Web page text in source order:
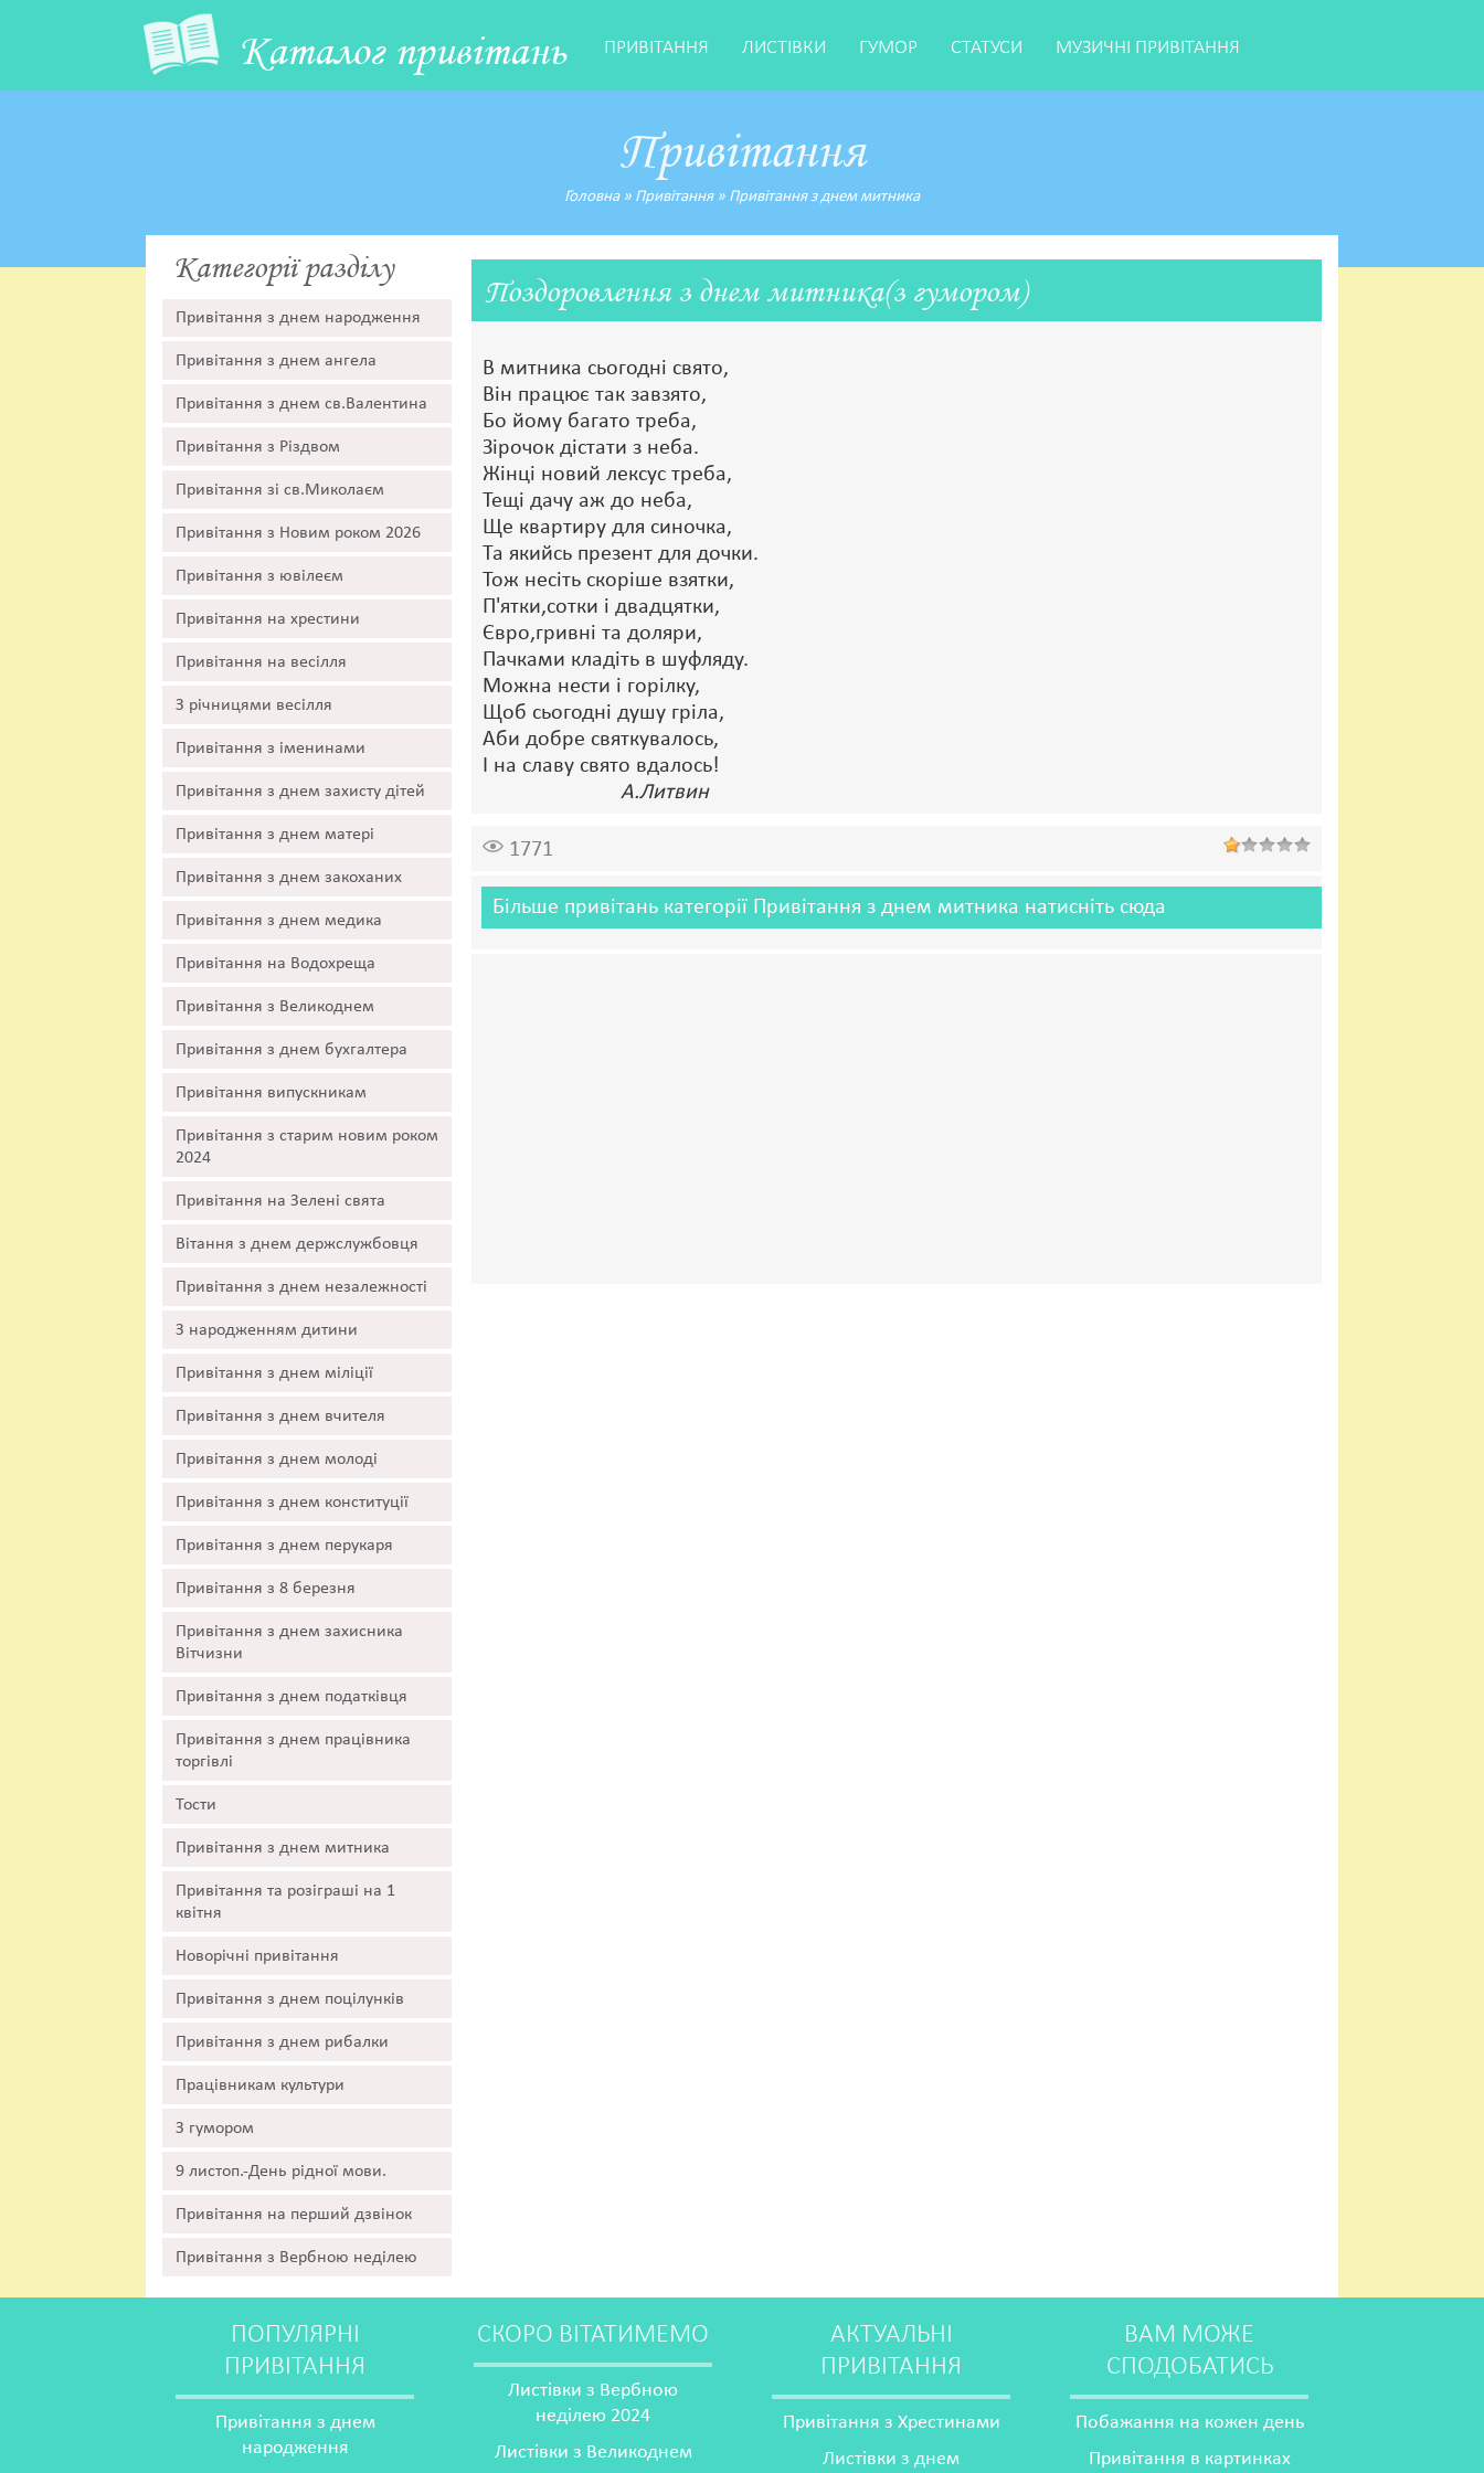
Каталог привітань ПРИВІТАННЯ ЛИСТІВКИ ГУМОР СТАТУСИ МУЗИЧНІ ПРИВІТАННЯ
Привітання
Головна» Привітання» Привітання з днем митника
Категорії разділу
Привітання з днем народження
Привітання з днем ангела
Привітання з днем св.Валентина
Привітання з Різдвом
Привітання зі св.Миколаєм
Привітання з Новим роком 2026
Привітання з ювілеєм
Привітання на хрестини
Привітання на весілля
З річницями весілля
Привітання з іменинами
Привітання з днем захисту дітей
Привітання з днем матері
Привітання з днем закоханих
Привітання з днем медика
Привітання на Водохреща
Привітання з Великоднем
Привітання з днем бухгалтера
Привітання випускникам
Привітання з старим новим роком
2024
Привітання на Зелені свята
Вітання з днем держслужбовця
Привітання з днем незалежності
З народженням дитини
Привітання з днем міліції
Привітання з днем вчителя
Привітання з днем молоді
Привітання з днем конституції
Привітання з днем перукаря
Привітання з 8 березня
Привітання з днем захисника
Вітчизни
Привітання з днем податківця
Привітання з днем працівника
торгівлі
Тости
Привітання з днем митника
Привітання та розіграші на 1
квітня
Новорічні привітання
Привітання з днем поцілунків
Привітання з днем рибалки
Працівникам культури
З гумором
9 листоп.-День рідної мови.
Привітання на перший дзвінок
Привітання з Вербною неділею
Поздоровлення з днем митника(з гумором)
В митника сьогодні свято,
Він працює так завзято,
Бо йому багато треба,
Зірочок дістати з неба.
Жінці новий лексус треба,
Тещі дачу аж до неба,
Ще квартиру для синочка,
Та якийсь презент для дочки.
Тож несіть скоріше взятки,
П'ятки,сотки і двадцятки,
Євро,гривні та доляри,
Пачками кладіть в шуфляду.
Можна нести і горілку,
Щоб сьогодні душу гріла,
Аби добре святкувалось,
І на славу свято вдалось!
А.Литвин
1771
Більше привітань категорії Привітання з днем митника натисніть сюда
ПОПУЛЯРНІ
ПРИВІТАННЯ
Привітання з днем
народження
СКОРО ВІТАТИМЕМО
Листівки з Вербною
неділею 2024
Листівки з Великоднем
АКТУАЛЬНІ
ПРИВІТАННЯ
Привітання з Хрестинами
Листівки з днем
ВАМ МОЖЕ
СПОДОБАТИСЬ
Побажання на кожен день
Привітання в картинках